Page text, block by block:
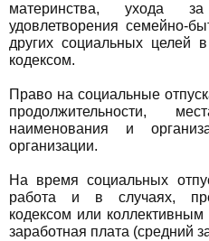
материнства, ухода
удовлетворения семейно-
других социальных целей
кодексом.
Право на социальные
продолжительности,
наименования и
организации.
На время социальных
работа и в случаях,
кодексом или
заработная плата (средний